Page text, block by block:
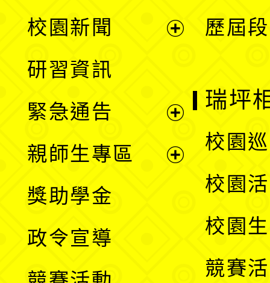
單
校園新聞
選
單
研習資訊
緊急通告
親師生專區
獎助學金
政令宣導
歷屆
瑞坪
校園
校園
校園
競賽